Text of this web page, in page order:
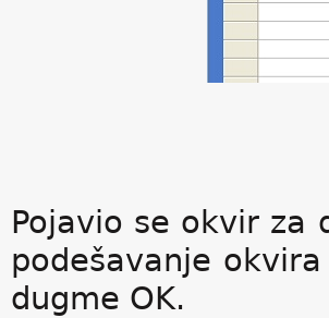
Pojavio se okvir za
podešavanje
dugme OK.